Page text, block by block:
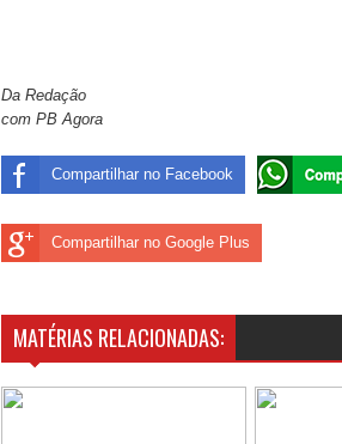
Da Redação
com PB Agora
Compartilhar no Facebook
Compartilhar no Google Plus
MATÉRIAS RELACIONADAS: